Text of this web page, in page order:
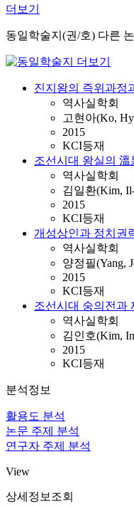
더보기
동일학술지(권/호) 다른
진지왕의 즉위과정
역사실학회
고현아(Ko,
2015
KCI등재
조선시대 왕실의
역사실학회
김일환(Kim,
2015
KCI등재
개성상인과 정치권
역사실학회
양정필(Yang,
2015
KCI등재
조선시대 숭의전과
역사실학회
김인호(Kim,
2015
KCI등재
분석정보
활용도 분석
논문 주제 분석
연구자 주제 분석
View
상세정보조회